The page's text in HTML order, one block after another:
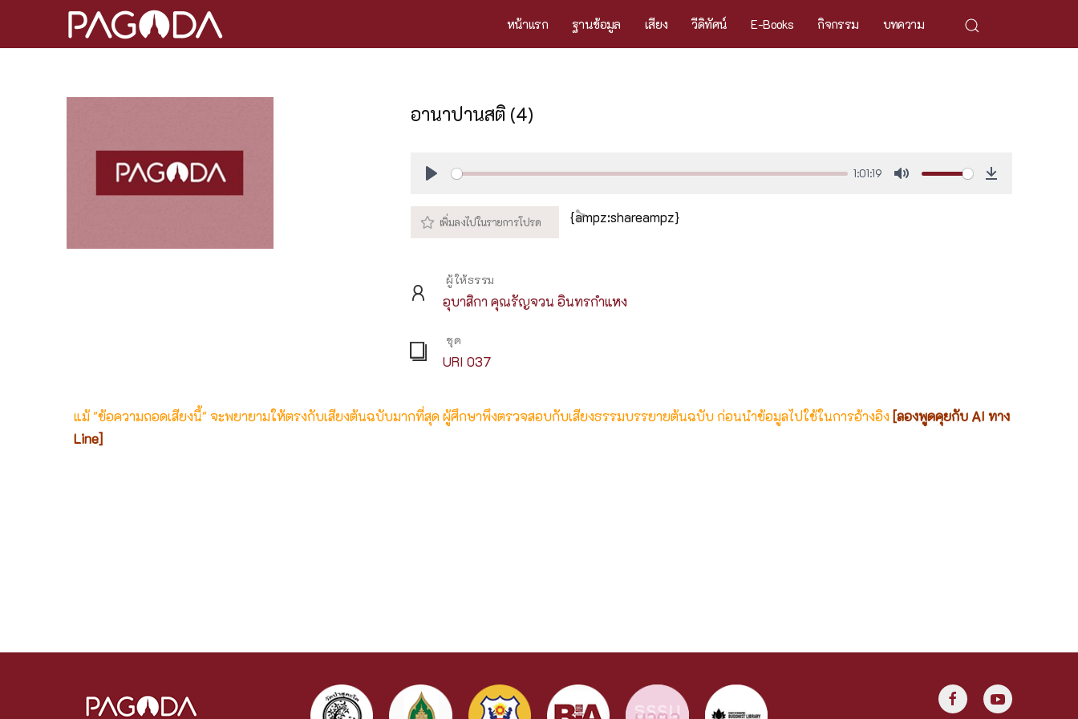
หน้าแรก ฐานข้อมูล เสียง วีดิทัศน์ E-Books กิจกรรม บทความ
อานาปานสติ (4)
1:01:19
{ampz:shareampz}
ผู้ให้ธรรม
อุบาสิกา คุณรัญจวน อินทรกำแหง
ชุด
URI 037
แม้ "ข้อความถอดเสียงนี้" จะพยายามให้ตรงกับเสียงต้นฉบับมากที่สุด ผู้ศึกษาพึงตรวจสอบกับเสียงธรรมบรรยายต้นฉบับ ก่อนนำข้อมูลไปใช้ในการอ้างอิง [ลองพูดคุยกับ AI ทาง
Line]